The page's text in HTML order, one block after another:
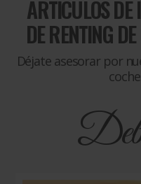
ARTÍCULOS DE
DERENTING
Déjate asesorar por